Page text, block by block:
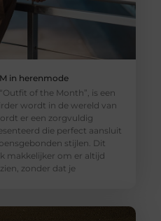
in herenmode
of the Month”, is een
wordt in de wereld van
er een zorgvuldig
die perfect aansluit
stijlen. Dit
makkelijker om er altijd
zonder dat je